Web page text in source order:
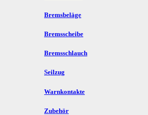
Bremsbeläge
Bremsscheibe
Bremsschlauch
Seilzug
Warnkontakte
Zubehör